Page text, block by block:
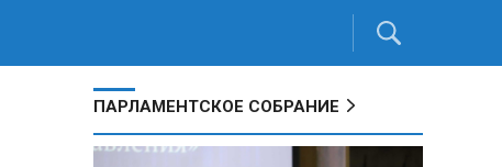
ПАРЛАМЕНТСКОЕ СОБРАНИЕ